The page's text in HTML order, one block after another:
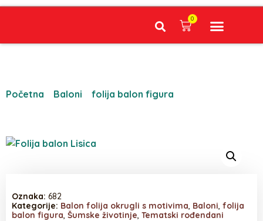
0
Početna Baloni folija balon figura
Oznaka: 682
Kategorije: Balon folija okrugli s motivima Baloni folija
balon figura Šumske životinje Tematski rođendani